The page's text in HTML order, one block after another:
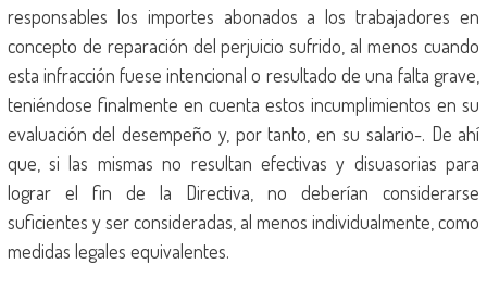
responsables los importes abonados a los trabajadores en
concepto de reparación del perjuicio sufrido, al menos cuando
esta infracción fuese intencional o resultado de una falta grave,
teniéndose finalmente en cuenta estos incumplimientos en su
evaluación del desempeño y, por tanto, en su salario-. De ahí
que, si las mismas no resultan efectivas y disuasorias para
lograr el fin de la Directiva, no deberían considerarse
suficientes y ser consideradas, al menos individualmente, como
medidas legales equivalentes.